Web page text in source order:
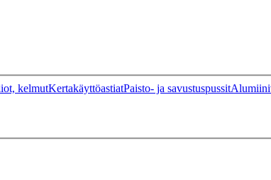
kelmutKertakäyttöastiatPaisto- ja savustuspussit